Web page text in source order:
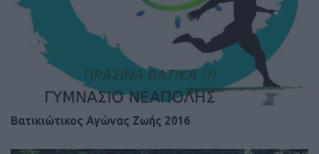
Βατικιώτικος Αγώνας Ζωής 2016